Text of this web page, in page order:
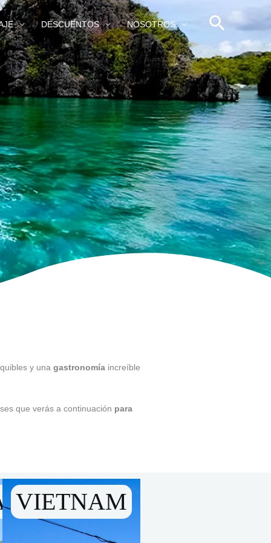
DESCUENTOS NOSOTROS
y una gastronomíaincreíble
que verás a continuación para
VIETNAM